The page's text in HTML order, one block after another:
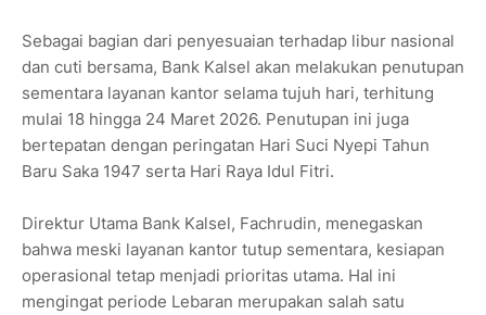
Sebagai bagian dari penyesuaian terhadap libur nasional
dan cuti bersama, Bank Kalsel akan melakukan penutupan
sementara layanan kantor selama tujuh hari, terhitung
mulai 18 hingga 24 Maret 2026. Penutupan ini juga
bertepatan dengan peringatan Hari Suci Nyepi Tahun
Baru Saka 1947 serta Hari Raya Idul Fitri.
Direktur Utama Bank Kalsel, Fachrudin, menegaskan
bahwa meski layanan kantor tutup sementara, kesiapan
operasional tetap menjadi prioritas utama. Hal ini
mengingat periode Lebaran merupakan salah satu